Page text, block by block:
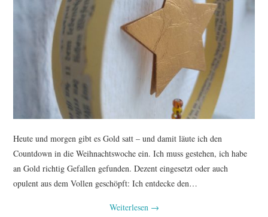
Heute und morgen gibt es Gold satt – und damit läute ich den
Countdown in die Weihnachtswoche ein. Ich muss gestehen, ich habe
an Gold richtig Gefallen gefunden. Dezent eingesetzt oder auch
opulent aus dem Vollen geschöpft: Ich entdecke den…
Weiterlesen →